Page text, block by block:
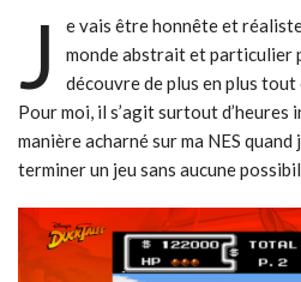
J
e vais être honnête et
monde abstrait et particulier
découvre de plus en plus
Pour moi, il s’agit surtout d’heures
manière acharné sur ma NES quand
terminer un jeu sans aucune